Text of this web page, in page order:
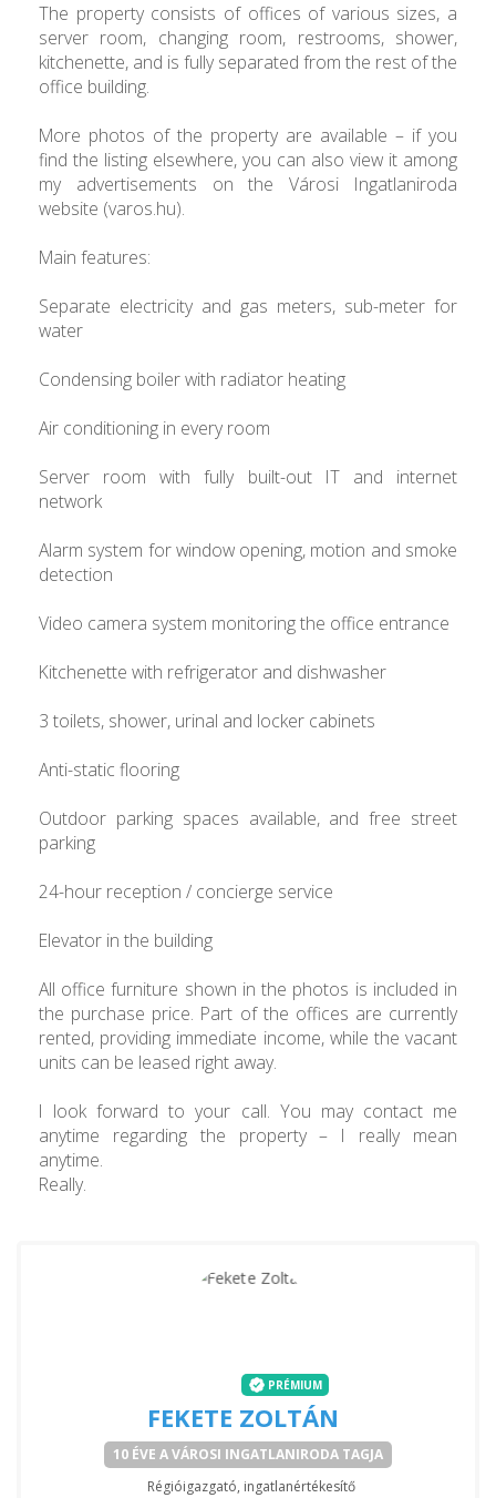
The property consists of offices of various sizes, a
server room, changing room, restrooms, shower,
kitchenette, and is fully separated from the rest of the
office building.
More photos of the property are available – if you
find the listing elsewhere, you can also view it among
my advertisements on the Városi Ingatlaniroda
website (varos.hu).
Main features:
Separate electricity and gas meters, sub-meter for
water
Condensing boiler with radiator heating
Air conditioning in every room
Server room with fully built-out IT and internet
network
Alarm system for window opening, motion and smoke
detection
Video camera system monitoring the office entrance
Kitchenette with refrigerator and dishwasher
3 toilets, shower, urinal and locker cabinets
Anti-static flooring
Outdoor parking spaces available, and free street
parking
24-hour reception / concierge service
Elevator in the building
All office furniture shown in the photos is included in
the purchase price. Part of the offices are currently
rented, providing immediate income, while the vacant
units can be leased right away.
I look forward to your call. You may contact me
anytime regarding the property – I really mean
anytime.
Really.
PRÉMIUM
FEKETE ZOLTÁN
10 ÉVE A VÁROSI INGATLANIRODA TAGJA
Régióigazgató, ingatlanértékesítő